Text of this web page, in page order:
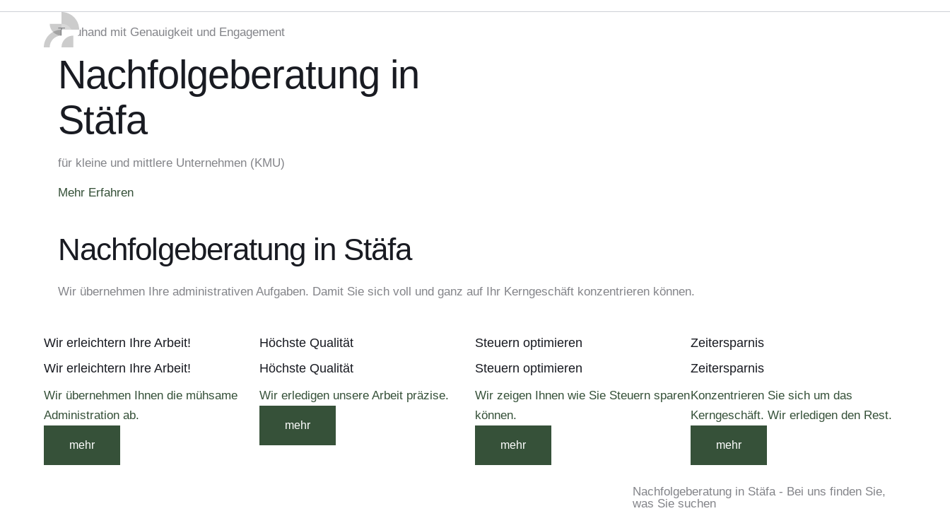
Treuhand mit Genauigkeit und Engagement
Nachfolgeberatung in
Stäfa
für kleine und mittlere Unternehmen (KMU)
Mehr Erfahren
Nachfolgeberatung in Stäfa
Wir übernehmen Ihre administrativen Aufgaben. Damit Sie sich voll und ganz auf Ihr Kerngeschäft konzentrieren können.
Wir erleichtern Ihre Arbeit!
Wir erleichtern Ihre Arbeit!
Wir übernehmen Ihnen die mühsame
Administration ab.
mehr
Höchste Qualität
Höchste Qualität
Wir erledigen unsere Arbeit präzise.
mehr
Steuern optimieren
Steuern optimieren
Wir zeigen Ihnen wie Sie Steuern sparen
können.
mehr
Zeitersparnis
Zeitersparnis
Konzentrieren Sie sich um das
Kerngeschäft. Wir erledigen den Rest.
mehr
Nachfolgeberatung in Stäfa - Bei uns finden Sie,
was Sie suchen